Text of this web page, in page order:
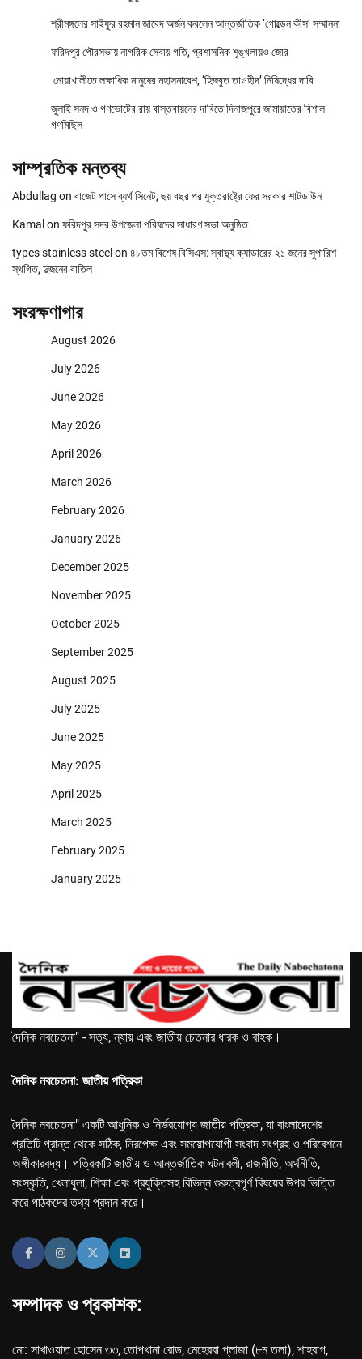
শ্রীমঙ্গলের সাইফুর রহমান জাবেদ অর্জন করলেন আন্তর্জাতিক ‘গোল্ডেন কীস’ সম্মাননা
ফরিদপুর পৌরসভায় নাগরিক সেবায় গতি, প্রশাসনিক শৃঙ্খলায়ও জোর
নোয়াখালীতে লক্ষাধিক মানুষের মহাসমাবেশ, ‘হিজবুত তাওহীদ’ নিষিদ্ধের দাবি
জুলাই সনদ ও গণভোটের রায় বাস্তবায়নের দাবিতে দিনাজপুরে জামায়াতের বিশাল
গণমিছিল
সাম্প্রতিক মন্তব্য
Abdullag on বাজেট পাসে ব্যর্থ সিনেট, ছয় বছর পর যুক্তরাষ্ট্রে ফের সরকার শাটডাউন
Kamal on ফরিদপুর সদর উপজেলা পরিষদের সাধারণ সভা অনুষ্ঠিত
types stainless steel on ৪৮তম বিশেষ বিসিএস: স্বাস্থ্য ক্যাডারের ২১ জনের সুপারিশ
স্থগিত, দুজনের বাতিল
সংরক্ষণাগার
August 2026
July 2026
June 2026
May 2026
April 2026
March 2026
February 2026
January 2026
December 2025
November 2025
October 2025
September 2025
August 2025
July 2025
June 2025
May 2025
April 2025
March 2025
February 2025
January 2025
দৈনিক নবচেতনা" - সত্য, ন্যায় এবং জাতীয় চেতনার ধারক ও বাহক।
দৈনিক নবচেতনা: জাতীয় পত্রিকা
দৈনিক নবচেতনা" একটি আধুনিক ও নির্ভরযোগ্য জাতীয় পত্রিকা, যা বাংলাদেশের
প্রতিটি প্রান্ত থেকে সঠিক, নিরপেক্ষ এবং সময়োপযোগী সংবাদ সংগ্রহ ও পরিবেশনে
অঙ্গীকারবদ্ধ। পত্রিকাটি জাতীয় ও আন্তর্জাতিক ঘটনাবলী, রাজনীতি, অর্থনীতি,
সংস্কৃতি, খেলাধুলা, শিক্ষা এবং প্রযুক্তিসহ বিভিন্ন গুরুত্বপূর্ণ বিষয়ের উপর ভিত্তি
করে পাঠকদের তথ্য প্রদান করে।
সম্পাদক ও প্রকাশক:
মো: সাখাওয়াত হোসেন ৩৩, তোপখানা রোড, মেহেরবা প্লাজা (৮ম তলা), শাহবাগ,